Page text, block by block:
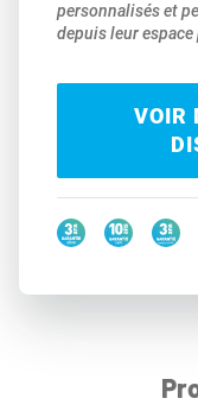
personnalisés et
depuis leur espace
VOIR